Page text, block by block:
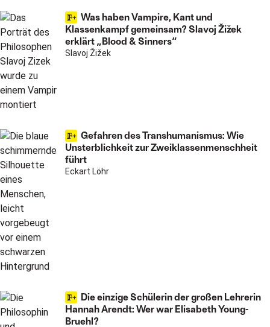
Was haben Vampire, Kant und
Klassenkampf gemeinsam? Slavoj Žižek
erklärt „Blood & Sinners“
Slavoj Žižek
Gefahren des Transhumanismus: Wie
Unsterblichkeit zur Zweiklassenmenschheit
führt
Eckart Löhr
Die einzige Schülerin der großen Lehrerin
Hannah Arendt: Wer war Elisabeth Young-
Bruehl?